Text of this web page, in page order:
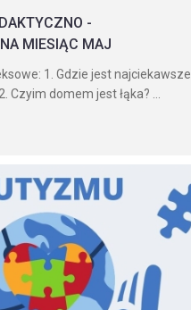
-
MIESIĄC MAJ
1. Gdzie jest najciekawsze
Czyim domem jest łąka? ...